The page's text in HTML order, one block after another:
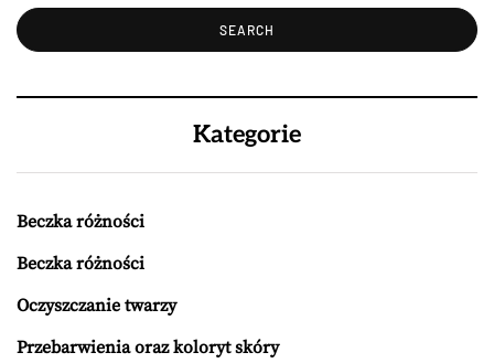
Kategorie
Beczka różności
Beczka różności
Oczyszczanie twarzy
Przebarwienia oraz koloryt skóry